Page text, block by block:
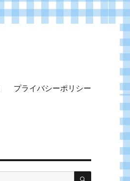
プライバシーポリシー
検